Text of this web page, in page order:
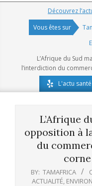
Navigation
Découvrez
Vous êtes sur
L’Afrique du Sud
l’interdiction du
L'actu
L’Afrique
opposition à
du
BY: TAMAFRICA
ACTUALITÉ,